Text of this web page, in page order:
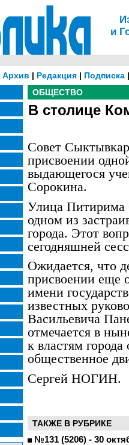
и
Архив | Редакция | Подписка
ОБЩЕСТВО
В столице
Совет
присвоении
выдающегося
Сорокина.
Улица Питирима
одном из
города. Этот
сегодняшней
Ожидается, что
присвоении еще
имени
известных
Васильевича
отмечается в
к властям
общественное
Сергей НОГИН.
ТАКЖЕ В РУБРИКЕ
№131 (5206) - 30